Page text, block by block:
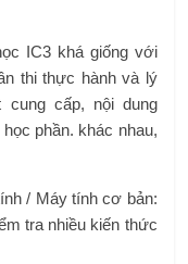
IC3 khá giống với
thi thực hành và lý
cung cấp, nội dung
phần. khác nhau,
/ Máy tính cơ bản:
tra nhiều kiến ​​thức